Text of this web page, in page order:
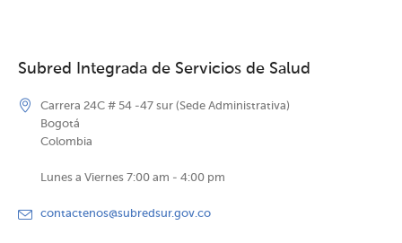
Subred Integrada de Servicios de Salud
Carrera 24C # 54 -47 sur (Sede Administrativa)
Bogotá
Colombia
Lunes a Viernes 7:00 am - 4:00 pm
contactenos@subredsur.gov.co